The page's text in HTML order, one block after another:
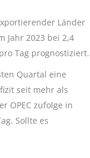
Länder
Jahr 2023 bei 2,4
Tag prognostiziert.
Quartal eine
seit mehr als
OPEC zufolge in
Sollte es